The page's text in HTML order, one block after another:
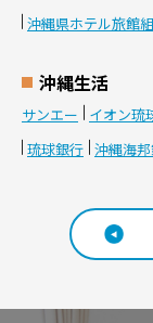
沖縄県ホテル旅館
沖縄生活
サンエー イオン琉
琉球銀行 沖縄海